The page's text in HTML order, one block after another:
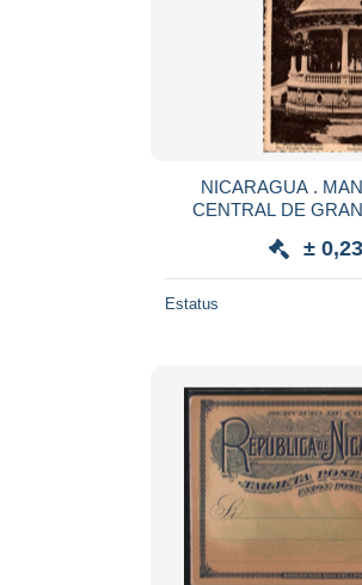
NICARAGUA .
CENTRAL DE
±
Estatus